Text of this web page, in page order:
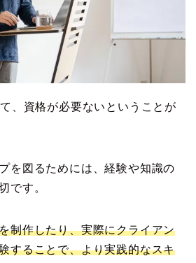
、資格が必要ないということが
を図るためには、経験や知識の
です。
制作したり、実際にクライアン
することで、より実践的なスキ